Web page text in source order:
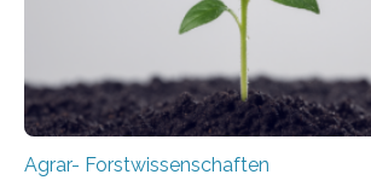
Agrar- Forstwissenschaften